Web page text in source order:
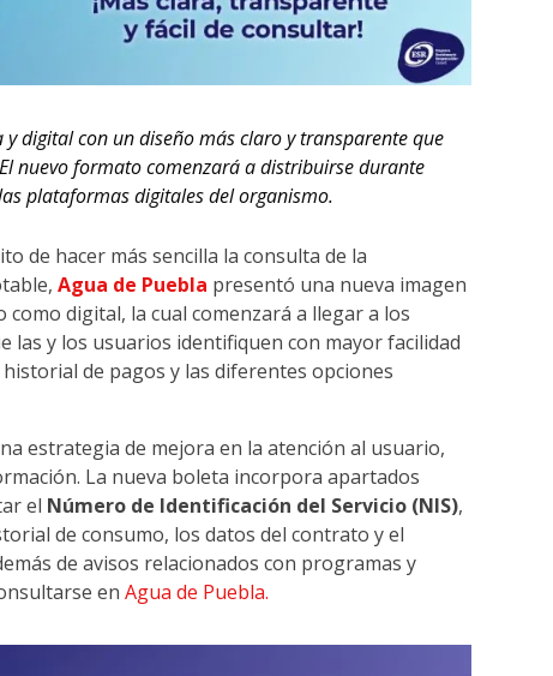
digital con un diseño más claro y transparente que
nuevo formato comenzará a distribuirse durante
plataformas digitales del organismo.
de hacer más sencilla la consulta de la
Agua de Puebla presentó una nueva imagen
digital, la cual comenzará a llegar a los
las y los usuarios identifiquen con mayor facilidad
de pagos y las diferentes opciones
estrategia de mejora en la atención al usuario,
La nueva boleta incorpora apartados
el Número de Identificación del Servicio (NIS),
de consumo, los datos del contrato y el
de avisos relacionados con programas y
en Agua de Puebla.